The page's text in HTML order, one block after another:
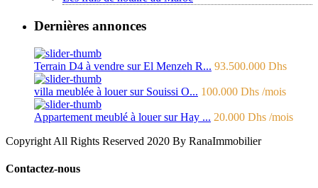
Dernières annonces
Terrain D4 à vendre sur El Menzeh R... 93.500.000 Dhs
villa meublée à louer sur Souissi O... 100.000 Dhs /mois
Appartement meublé à louer sur Hay ... 20.000 Dhs /mois
Copyright All Rights Reserved 2020 By RanaImmobilier
Contactez-nous